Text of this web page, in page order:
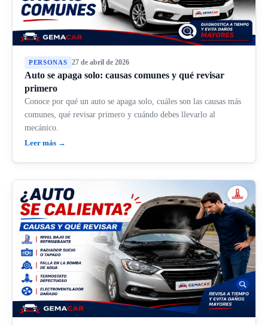
PERSONAS 27 de abril de 2026
Auto se apaga solo: causas comunes y qué revisar
primero
Conoce por qué un auto se apaga solo, cuáles son las causas más
comunes, qué revisar primero y cuándo debes llevarlo al
mecánico.
Leer más →